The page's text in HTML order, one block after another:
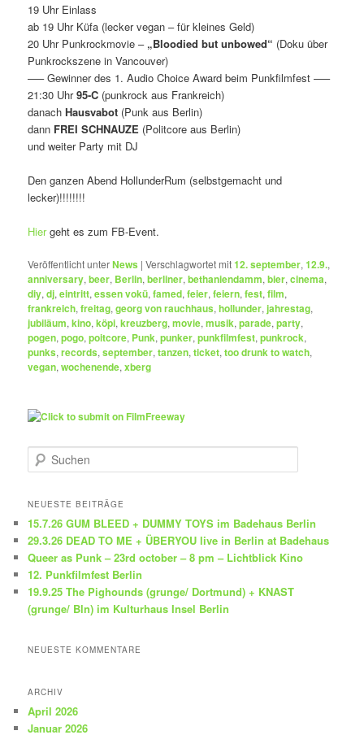
19 Uhr Einlass
ab 19 Uhr Küfa (lecker vegan – für kleines Geld)
20 Uhr Punkrockmovie – „Bloodied but unbowed“ (Doku über
Punkrockszene in Vancouver)
—– Gewinner des 1. Audio Choice Award beim Punkfilmfest —–
21:30 Uhr95-C (punkrock aus Frankreich)
danachHausvabot (Punk aus Berlin)
dann FREI SCHNAUZE (Politcore aus Berlin)
und weiter Party mit DJ
Den ganzen Abend HollunderRum (selbstgemacht und
lecker)!!!!!!!!
Hiergeht es zum FB-Event.
Veröffentlicht unterNews |Verschlagwortet mit12. september,12.9.,
anniversary,beer, Berlin,berliner,bethaniendamm,bier,cinema,
diy,dj,eintritt,essen vokü,famed,feier,feiern,fest,film,
frankreich,freitag,georg von rauchhaus,hollunder,jahrestag,
jubiläum,kino,köpi,kreuzberg,movie,musik,parade,party,
pogen,pogo,poitcore, Punk,punker,punkfilmfest,punkrock,
punks,records,september,tanzen,ticket,too drunk to watch,
vegan,wochenende,xberg
u
h
n
NEUESTE BEITRÄGE
15.7.26 GUM BLEED + DUMMY TOYS im Badehaus Berlin
29.3.26 DEAD TO ME + ÜBERYOU live in Berlin at Badehaus
Queer as Punk – 23rd october – 8 pm – Lichtblick Kino
12. Punkfilmfest Berlin
19.9.25 The Pighounds (grunge/ Dortmund) + KNAST
(grunge/ Bln) im Kulturhaus Insel Berlin
NEUESTE KOMMENTARE
ARCHIV
April 2026
Januar 2026